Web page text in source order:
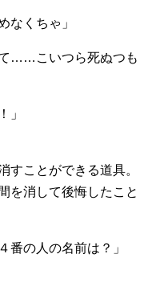
なくちゃ」
て……こいつら死ぬつも
」
すことができる道具。
を消して後悔したこと
番の人の名前は？」